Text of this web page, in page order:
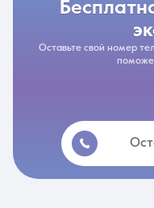
бесплатная консультация
Оставьте свой номер